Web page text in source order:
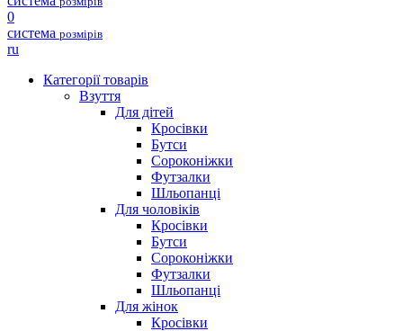
0
система розмірів
ru
Категорії товарів
Взуття
Для дітей
Кросівки
Бутси
Сороконіжки
Футзалки
Шльопанці
Для чоловіків
Кросівки
Бутси
Сороконіжки
Футзалки
Шльопанці
Для жінок
Кросівки